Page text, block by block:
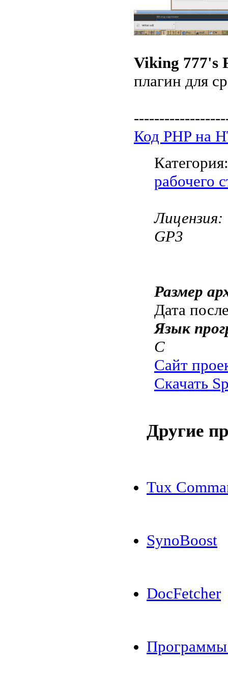
Viking 777's
плагин для
Код PHP на
рабочего
Лицензия:
GP3
Размер
Дата
Язык
C
Сайт
Скачать
Другие
Tux
SynoBoost
DocFetcher
Программы